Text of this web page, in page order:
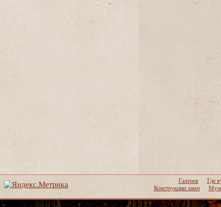
Галерея
Где
Конструкции ламп